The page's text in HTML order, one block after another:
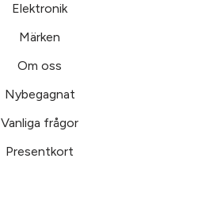
Elektronik
Märken
Om oss
Nybegagnat
Vanliga frågor
Presentkort